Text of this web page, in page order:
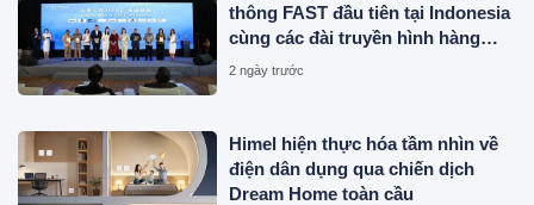
thông FAST đầu tiên tại Indonesia
cùng các đài truyền hình hàng
đầu
2 ngày trước
Himel hiện thực hóa tầm nhìn về
điện dân dụng qua chiến dịch
Dream Home toàn cầu